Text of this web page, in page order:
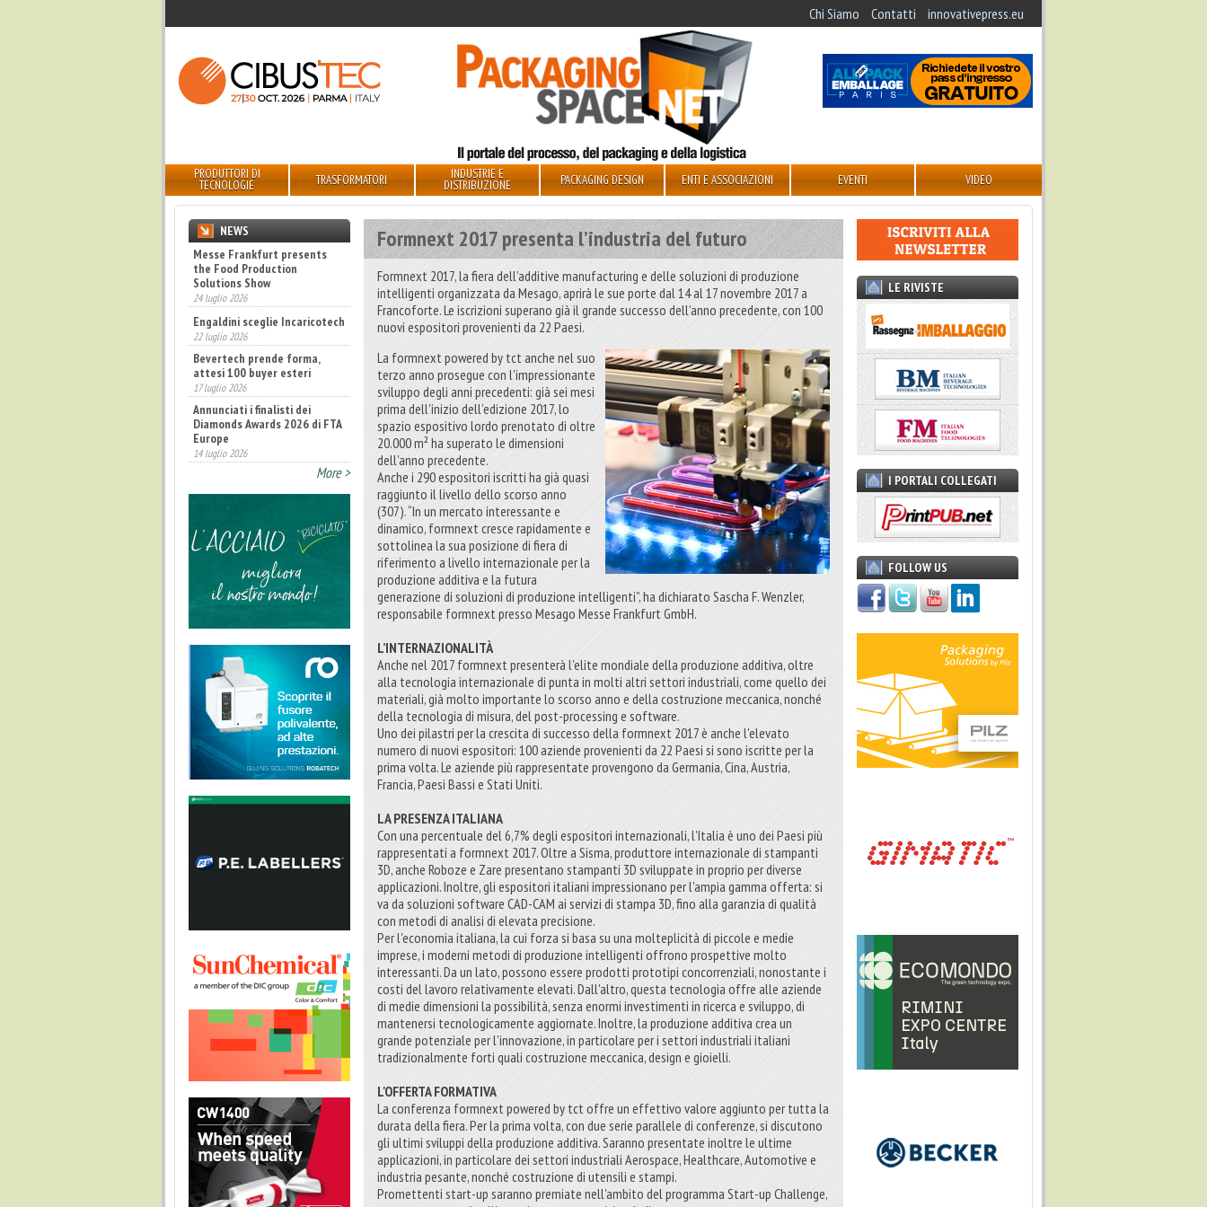
Chi Siamo Contatti innovativepress.eu
PRODUTTORI DI
TECNOLOGIE TRASFORMATORI INDUSTRIE E
DISTRIBUZIONE PACKAGING DESIGN ENTI E ASSOCIAZIONI EVENTI VIDEO
Formnext 2017 presenta l’industria del futuro
Formnext 2017, la fiera dell’additive manufacturing e delle soluzioni di produzione
intelligenti organizzata da Mesago, aprirà le sue porte dal 14 al 17 novembre 2017 a
Francoforte. Le iscrizioni superano già il grande successo dell'anno precedente, con 100
nuovi espositori provenienti da 22 Paesi.
La formnext powered by tct anche nel suo
terzo anno prosegue con l'impressionante
sviluppo degli anni precedenti: già sei mesi
prima dell'inizio dell’edizione 2017, lo
spazio espositivo lordo prenotato di oltre
20.000 m² ha superato le dimensioni
dell'anno precedente.
Anche i 290 espositori iscritti ha già quasi
raggiunto il livello dello scorso anno
(307). “In un mercato interessante e
dinamico, formnext cresce rapidamente e
sottolinea la sua posizione di fiera di
riferimento a livello internazionale per la
produzione additiva e la futura
generazione di soluzioni di produzione intelligenti”, ha dichiarato Sascha F. Wenzler,
responsabile formnext presso Mesago Messe Frankfurt GmbH.
L’INTERNAZIONALITÀ
Anche nel 2017 formnext presenterà l'elite mondiale della produzione additiva, oltre
alla tecnologia internazionale di punta in molti altri settori industriali, come quello dei
materiali, già molto importante lo scorso anno e della costruzione meccanica, nonché
della tecnologia di misura, del post-processing e software.
Uno dei pilastri per la crescita di successo della formnext 2017 è anche l'elevato
numero di nuovi espositori: 100 aziende provenienti da 22 Paesi si sono iscritte per la
prima volta. Le aziende più rappresentate provengono da Germania, Cina, Austria,
Francia, Paesi Bassi e Stati Uniti.
LA PRESENZA ITALIANA
Con una percentuale del 6,7% degli espositori internazionali, l'Italia è uno dei Paesi più
rappresentati a formnext 2017. Oltre a Sisma, produttore internazionale di stampanti
3D, anche Roboze e Zare presentano stampanti 3D sviluppate in proprio per diverse
applicazioni. Inoltre, gli espositori italiani impressionano per l'ampia gamma offerta: si
va da soluzioni software CAD-CAM ai servizi di stampa 3D, fino alla garanzia di qualità
con metodi di analisi di elevata precisione.
Per l'economia italiana, la cui forza si basa su una molteplicità di piccole e medie
imprese, i moderni metodi di produzione intelligenti offrono prospettive molto
interessanti. Da un lato, possono essere prodotti prototipi concorrenziali, nonostante i
costi del lavoro relativamente elevati. Dall'altro, questa tecnologia offre alle aziende
di medie dimensioni la possibilità, senza enormi investimenti in ricerca e sviluppo, di
mantenersi tecnologicamente aggiornate. Inoltre, la produzione additiva crea un
grande potenziale per l'innovazione, in particolare per i settori industriali italiani
tradizionalmente forti quali costruzione meccanica, design e gioielli.
L'OFFERTA FORMATIVA
La conferenza formnext powered by tct offre un effettivo valore aggiunto per tutta la
durata della fiera. Per la prima volta, con due serie parallele di conferenze, si discutono
gli ultimi sviluppi della produzione additiva. Saranno presentate inoltre le ultime
applicazioni, in particolare dei settori industriali Aerospace, Healthcare, Automotive e
industria pesante, nonché costruzione di utensili e stampi.
Promettenti start-up saranno premiate nell'ambito del programma Start-up Challenge,
NEWS
Messe Frankfurt presents
the Food Production
Solutions Show
24 luglio 2026
Engaldini sceglie Incaricotech
22 luglio 2026
Bevertech prende forma,
attesi 100 buyer esteri
17 luglio 2026
Annunciati i finalisti dei
Diamonds Awards 2026 di FTA
Europe
14 luglio 2026
More >
LE RIVISTE
I PORTALI COLLEGATI
FOLLOW US